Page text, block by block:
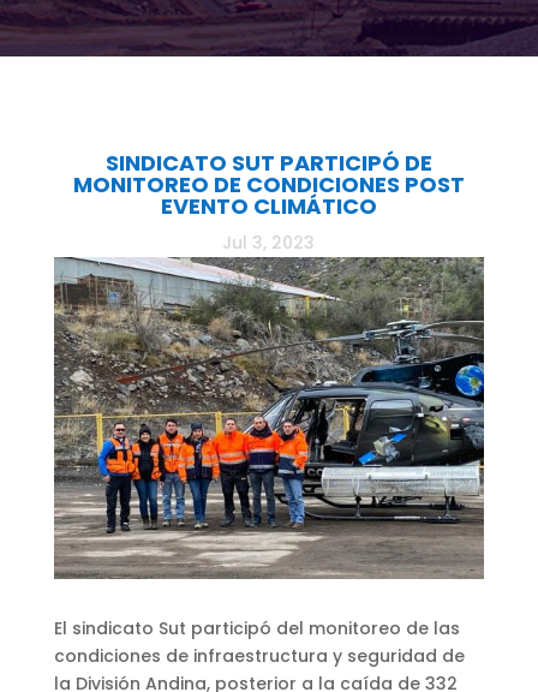
SINDICATO SUT PARTICIPÓ DE
MONITOREO DE CONDICIONES POST
EVENTO CLIMÁTICO
Jul 3, 2023
El sindicato Sut participó del monitoreo de las
condiciones de infraestructura y seguridad de
la División Andina, posterior a la caída de 332